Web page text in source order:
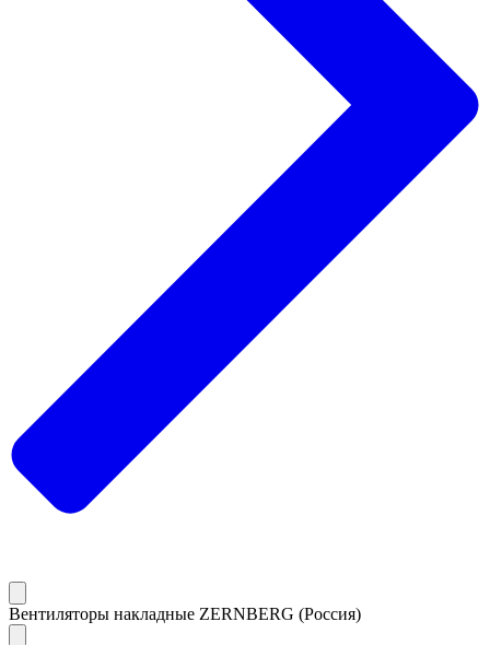
Вентиляторы накладные ZERNBERG (Россия)